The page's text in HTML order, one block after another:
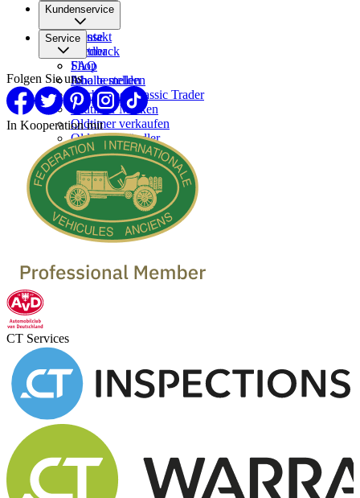
Über uns
Karriere
Presse
Partner
Kundenservice
Kontakt
Feedback
FAQ
Inhalte melden
Service
Shop
Abo bestellen
Werben bei Classic Trader
Oldtimer Marken
Oldtimer verkaufen
Oldtimer Händler
Folgen Sie uns
In Kooperation mit
CT Services